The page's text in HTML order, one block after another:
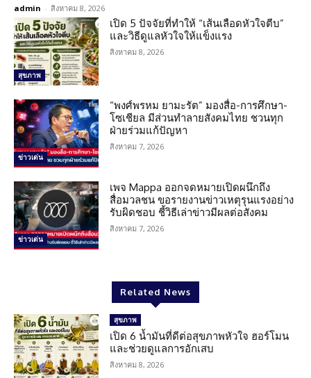
admin - สิงหาคม 8, 2026
สุขภาพ
เปิด 5 ปัจจัยที่ทำให้ “เส้นเลือดหัวใจตีบ”
และวิธีดูแลหัวใจให้แข็งแรง
สิงหาคม 8, 2026
ข่าวเด่น
“พงศ์พรหม ยามะรัต” มองสื่อ-การศึกษา-
โซเชียล มีส่วนทำลายสังคมไทย ชวนทุก
ฝ่ายร่วมแก้ปัญหา
สิงหาคม 7, 2026
ข่าวเด่น
เพจ Mappa ออกจดหมายเปิดผนึกถึง
สื่อมวลชน ขอรายงานข่าวเหตุรุนแรงอย่าง
รับผิดชอบ ชี้วิธีเล่าข่าวมีผลต่อสังคม
สิงหาคม 7, 2026
Related News
สุขภาพ
เปิด 6 น้ำมันที่ดีต่อสุขภาพหัวใจ ฮอร์โมน
และช่วยดูแลการอักเสบ
สิงหาคม 8, 2026